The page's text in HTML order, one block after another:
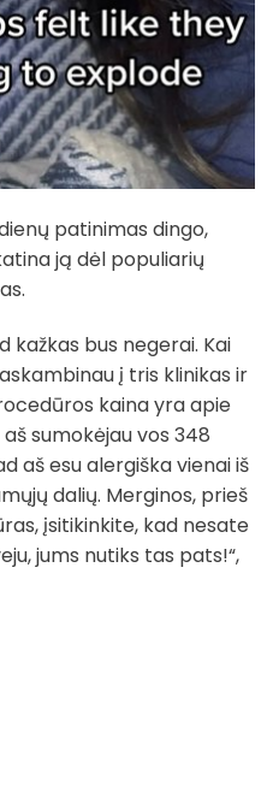
patinimas dingo,
ją dėl populiarių
kažkas bus negerai. Kai
į tris klinikas ir
kaina yra apie
sumokėjau vos 348
aš esu alergiška vienai iš
dalių. Merginos, prieš
įsitikinkite, kad nesate
jums nutiks tas pats!“,